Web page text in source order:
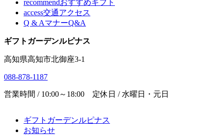
recommendおすすめギフト
access交通アクセス
Q & AマナーQ&A
ギフトガーデンルピナス
高知県高知市北御座3-1
088-878-1187
営業時間 / 10:00～18:00 定休日 / 水曜日・元日
ギフトガーデンルピナス
お知らせ